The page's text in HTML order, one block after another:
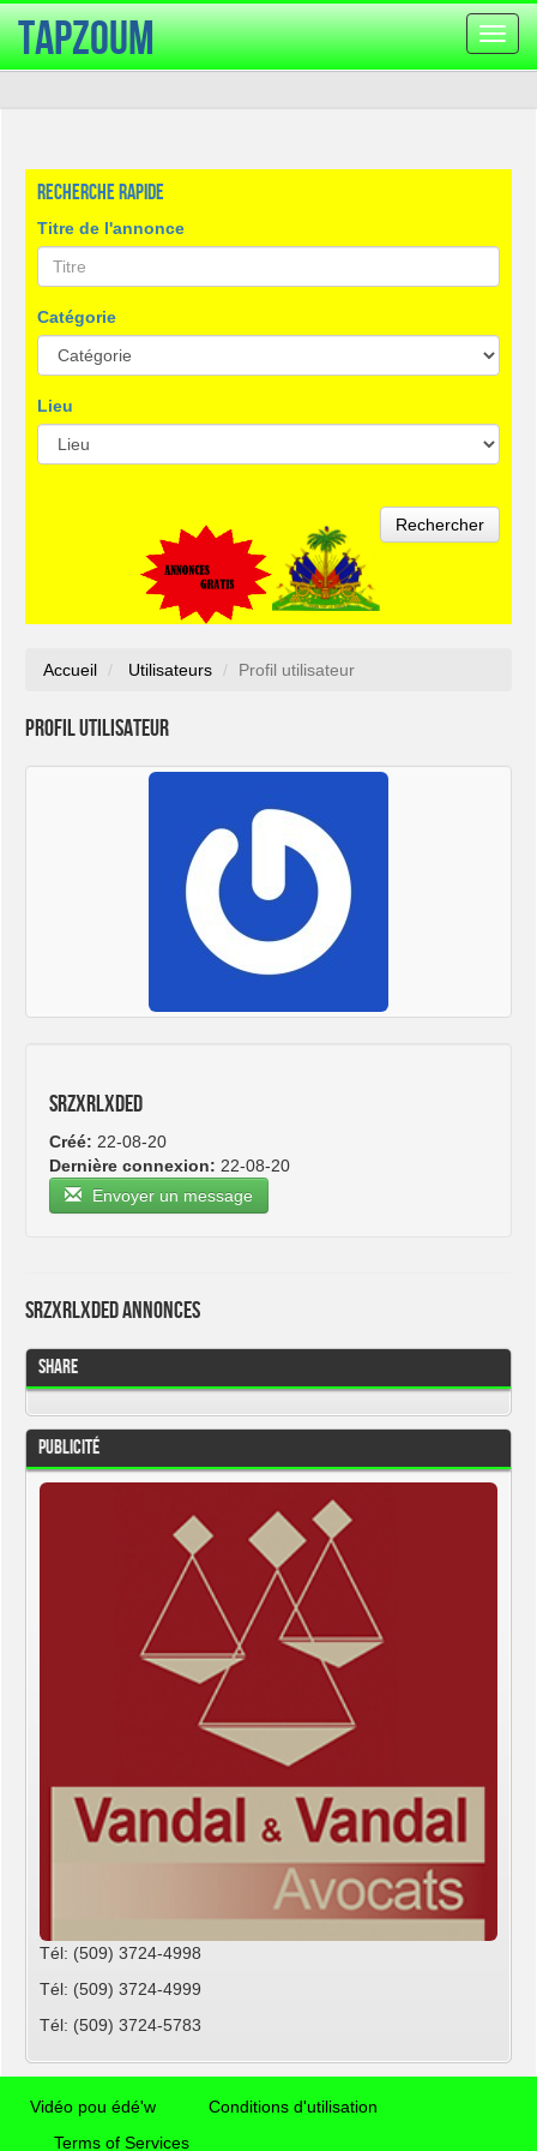
la
TapZoum
Recherche rapide
Titre de l'annonce
Catégorie
Lieu
Rechercher
Accueil Utilisateurs Profil utilisateur
Profil utilisateur
srzxrlxded
Créé: 22-08-20
Dernière connexion: 22-08-20
Envoyer un message
srzxrlxded Annonces
Share
Publicité
Tél: (509) 3724-4998
Tél: (509) 3724-4999
Tél: (509) 3724-5783
Vidéo pou édé'w
Conditions d'utilisation
Terms of Services